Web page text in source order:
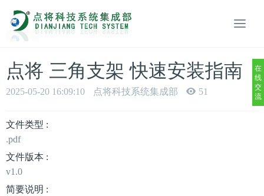
点将 三角支架 快速安装指南
2025-05-20 16:09:10 点将科技系统集成部 51
文件类型 :
.pdf
文件版本 :
v1.0
简要说明 :
在
线
交
流